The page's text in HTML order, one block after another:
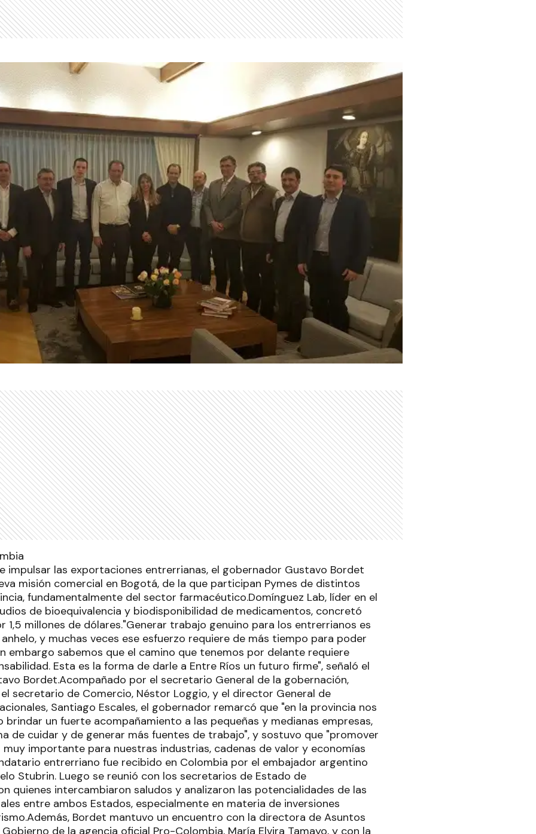
impulsar las exportaciones entrerrianas, el gobernador Gustavo Bordet
misión comercial en Bogotá, de la que participan Pymes de distintos
fundamentalmente del sector farmacéutico.Domínguez Lab, líder en el
de bioequivalencia y biodisponibilidad de medicamentos, concretó
1,5 millones de dólares."Generar trabajo genuino para los entrerrianos es
y muchas veces ese esfuerzo requiere de más tiempo para poder
embargo sabemos que el camino que tenemos por delante requiere
Esta es la forma de darle a Entre Ríos un futuro firme", señaló el
Bordet.Acompañado por el secretario General de la gobernación,
el secretario de Comercio, Néstor Loggio, y el director General de
Santiago Escales, el gobernador remarcó que "en la provincia nos
brindar un fuerte acompañamiento a las pequeñas y medianas empresas,
de cuidar y de generar más fuentes de trabajo", y sostuvo que "promover
importante para nuestras industrias, cadenas de valor y economías
entrerriano fue recibido en Colombia por el embajador argentino
Stubrin. Luego se reunió con los secretarios de Estado de
quienes intercambiaron saludos y analizaron las potencialidades de las
entre ambos Estados, especialmente en materia de inversiones
Bordet mantuvo un encuentro con la directora de Asuntos